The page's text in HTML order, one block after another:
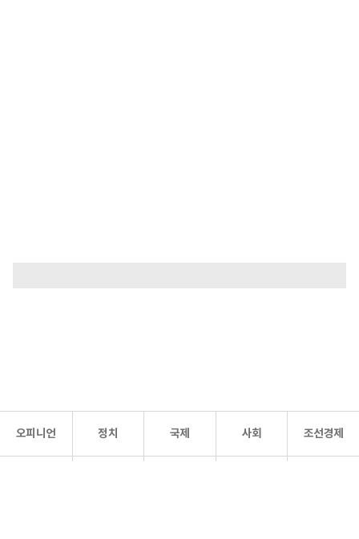
오피니언 정치 국제 사회 조선경제